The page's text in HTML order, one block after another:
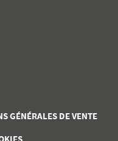
GÉNÉRALES DE VENTE